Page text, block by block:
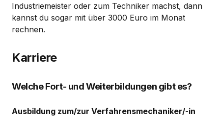
Industriemeister oder zum Techniker machst, dann
kannst du sogar mit über 3000 Euro im Monat
rechnen.
Karriere
Welche Fort- und Weiterbildungen gibt es?
Ausbildung zum/zur Verfahrensmechaniker/-in